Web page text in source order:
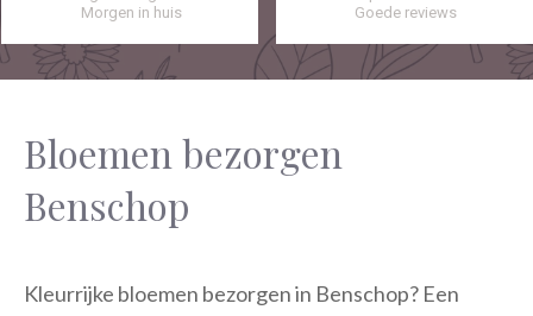
Morgen in huis
Goede reviews
Bloemen bezorgen
Benschop
Kleurrijke bloemen bezorgen in Benschop? Een